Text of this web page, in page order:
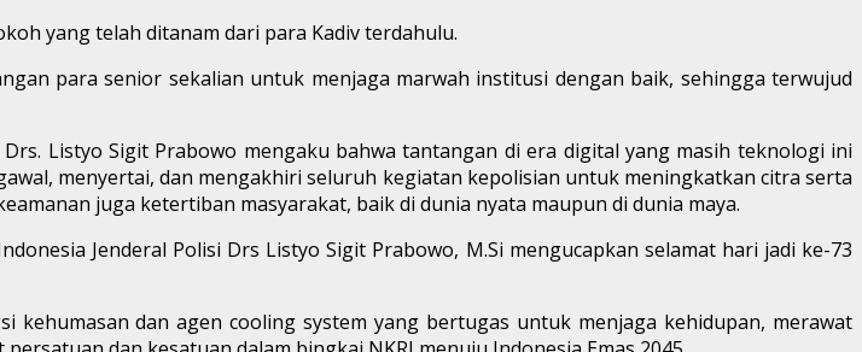
yang telah ditanam dari para Kadiv terdahulu.
para senior sekalian untuk menjaga marwah institusi dengan baik, sehingga terwujud
Listyo Sigit Prabowo mengaku bahwa tantangan di era digital yang masih teknologi ini
menyertai, dan mengakhiri seluruh kegiatan kepolisian untuk meningkatkan citra serta
juga ketertiban masyarakat, baik di dunia nyata maupun di dunia maya.
Jenderal Polisi Drs Listyo Sigit Prabowo, M.Si mengucapkan selamat hari jadi ke-73
dan agen cooling system yang bertugas untuk menjaga kehidupan, merawat